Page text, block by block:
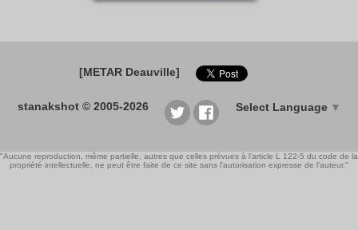
[METAR Deauville]
stanakshot © 2005-2026 Select Language ▼
"Aucune reproduction, même partielle, autres que celles prévues à l'article L 122-5 du code de la
propriété intellectuelle, ne peut être faite de ce site sans l'autorisation expresse de l'auteur."